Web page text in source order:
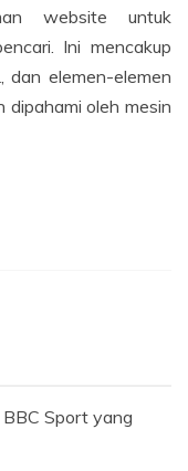
website untuk
Ini mencakup
dan elemen-elemen
dipahami oleh mesin
Sport yang